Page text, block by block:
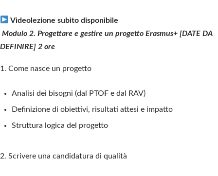
Videolezione subito disponibile
Modulo 2. Progettare e gestire un progetto Erasmus+ [DATE DA
DEFINIRE] 2 ore
1. Come nasce un progetto
Analisi dei bisogni (dal PTOF e dal RAV)
Definizione di obiettivi, risultati attesi e impatto
Struttura logica del progetto
2. Scrivere una candidatura di qualità